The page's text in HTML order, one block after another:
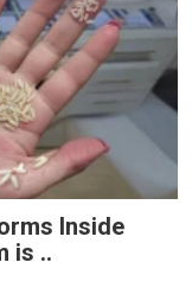
Inside
is ..